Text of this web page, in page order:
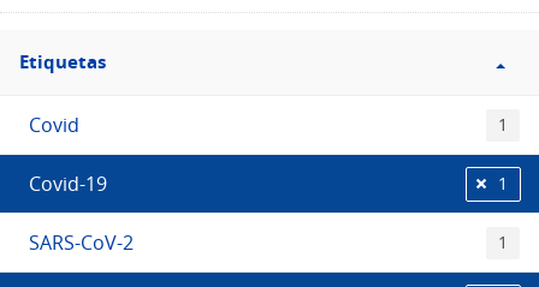
Filtro
Etiquetas
Etiquetas
Covid 1
Covid-19 1
SARS-CoV-2 1